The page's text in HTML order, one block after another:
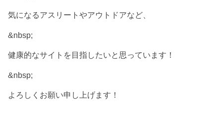
気になるアスリートやアウトドアなど、
&nbsp;
健康的なサイトを目指したいと思っています！
&nbsp;
よろしくお願い申し上げます！